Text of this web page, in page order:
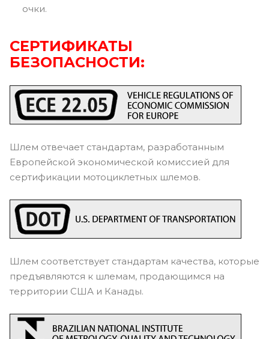
очки.
СЕРТИФИКАТЫ
БЕЗОПАСНОСТИ:
Шлем отвечает стандартам, разработанным
Европейской экономической комиссией для
сертификации мотоциклетных шлемов.
Шлем соответствует стандартам качества, которые
предъявляются к шлемам, продающимся на
территории США и Канады.